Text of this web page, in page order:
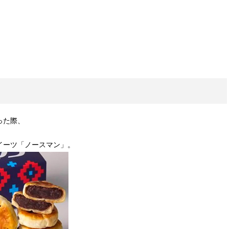
際、
ツ「ノースマン」。